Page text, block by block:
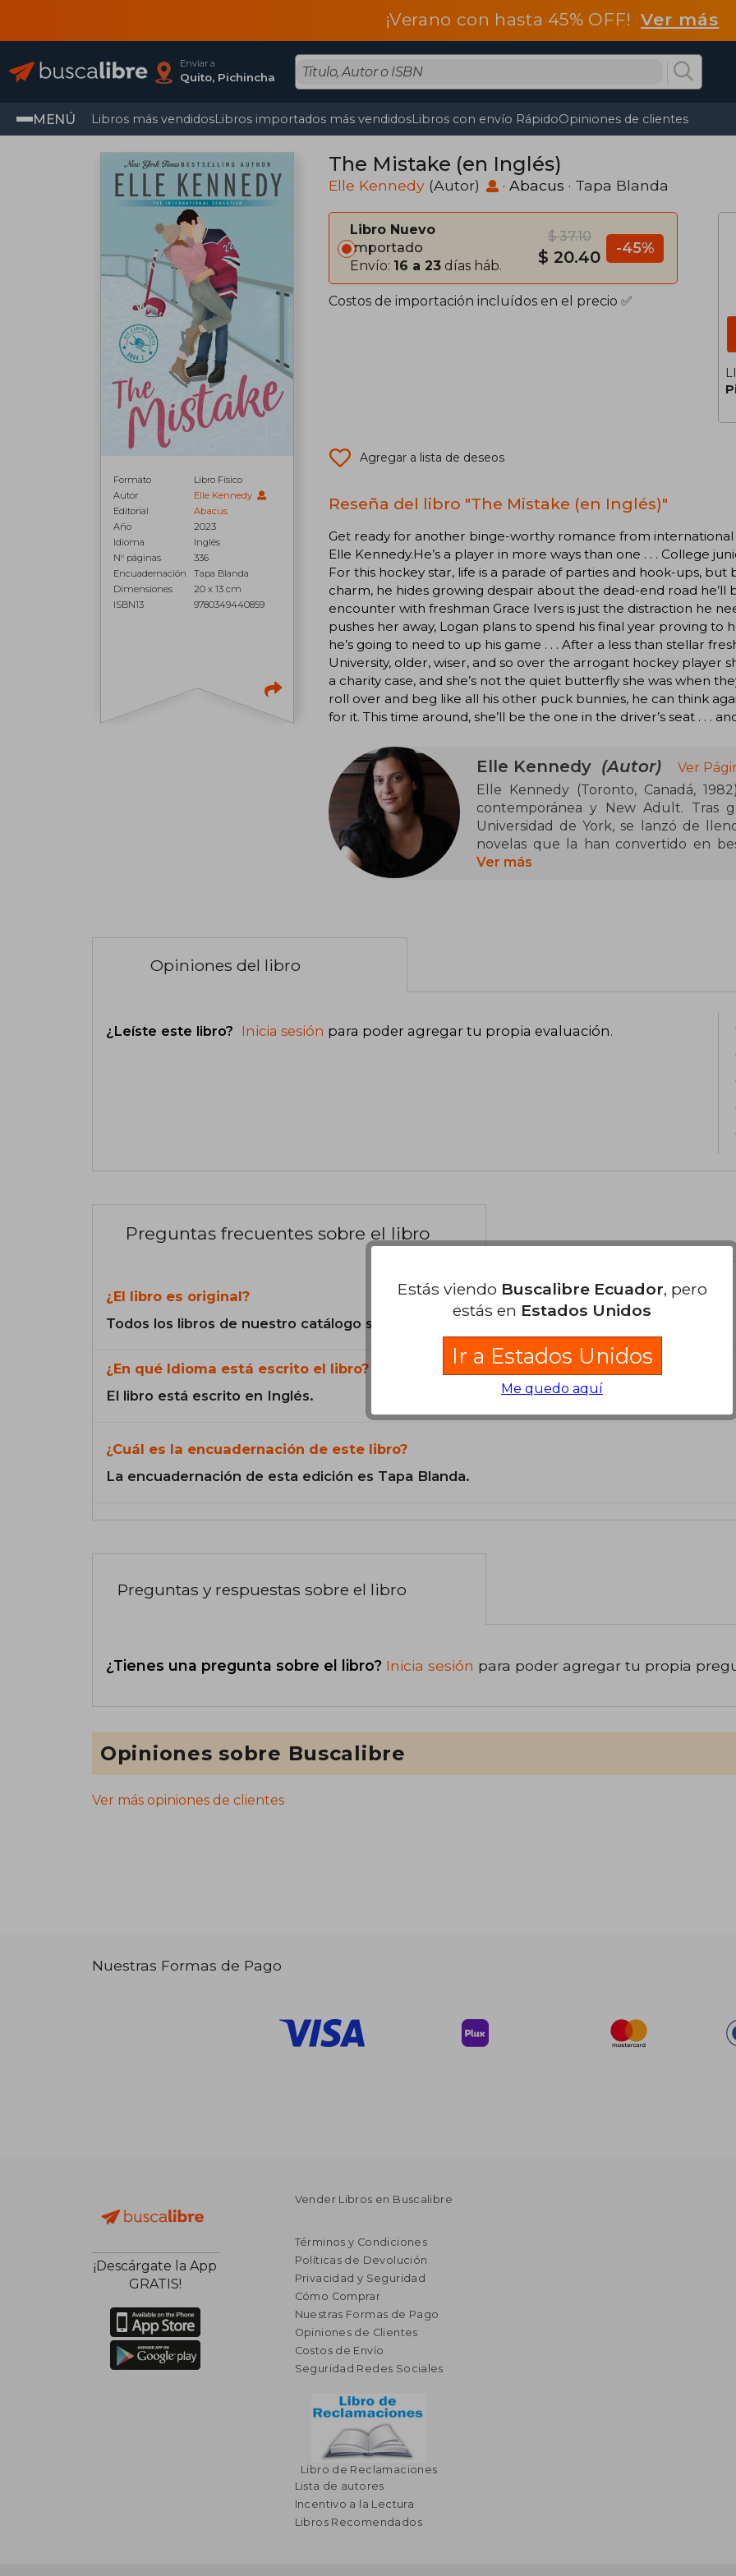
¡Verano con hasta 45% OFF!Ver más
Enviar a
Quito, Pichincha
MENÚ Libros más vendidosLibros importados más vendidosLibros con envío RápidoOpiniones de clientes
Formato
Libro Físico
Autor
Elle Kennedy
Editorial
Abacus
Año
2023
Idioma
Inglés
N° páginas
336
Encuadernación
Tapa Blanda
Dimensiones
20 x 13 cm
ISBN13
9780349440859
The Mistake (en Inglés)
Elle Kennedy (Autor) · Abacus · Tapa Blanda
Libro Nuevo
Importado
Envío: 16 a 23 días háb.
$ 37.10
$ 20.40 -45%
Costos de importación incluídos en el precio ✅
Agregar a lista de deseos
Reseña del libro "The Mistake (en Inglés)"
Get ready for another binge-worthy romance from international
Elle Kennedy.He’s a player in more ways than one . . . College
For this hockey star, life is a parade of parties and hook-ups, but
charm, he hides growing despair about the dead-end road he’ll
encounter with freshman Grace Ivers is just the distraction he
pushes her away, Logan plans to spend his final year proving to
he’s going to need to up his game . . . After a less than stellar
University, older, wiser, and so over the arrogant hockey player
a charity case, and she’s not the quiet butterfly she was when
roll over and beg like all his other puck bunnies, he can think
for it. This time around, she’ll be the one in the driver’s seat . . .
Elle Kennedy (Autor)
Ver
Elle Kennedy (Toronto, Canadá,
contemporánea y New Adult. Tras
Universidad de York, se lanzó de
novelas que la han convertido en
Today y Wall Street Journal.
Ver más
Opiniones del libro
¿Leíste este libro? Inicia sesión para poder agregar tu propia evaluación.
Preguntas frecuentes sobre el libro
¿El libro es original?
Todos los libros de nuestro catálogo son Originales.
¿En qué Idioma está escrito el libro?
El libro está escrito en Inglés.
¿Cuál es la encuadernación de este libro?
La encuadernación de esta edición es Tapa Blanda.
Preguntas y respuestas sobre el libro
¿Tienes una pregunta sobre el libro? Inicia sesión para poder agregar tu propia
Opiniones sobre Buscalibre
Ver más opiniones de clientes
Nuestras Formas de Pago
¡Descárgate la App
GRATIS!
Vender Libros en Buscalibre
Términos y Condiciones
Políticas de Devolución
Privacidad y Seguridad
Cómo Comprar
Nuestras Formas de Pago
Opiniones de Clientes
Costos de Envío
Seguridad Redes Sociales
Libro de Reclamaciones
Lista de autores
Incentivo a la Lectura
Libros Recomendados
Estás viendo Buscalibre Ecuador, pero
estás en Estados Unidos
Ir a Estados Unidos
Me quedo aquí